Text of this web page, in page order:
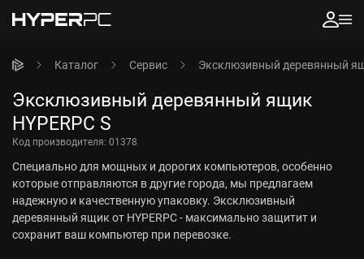
Каталог Сервис Эксклюзивный деревянный
Эксклюзивный деревянный ящик
HYPERPC S
Код производителя: 01378
Специально для мощных и дорогих компьютеров, особенно
которые отправляются в другие города, мы предлагаем
надежную и качественную упаковку. Эксклюзивный
деревянный ящик от HYPERPC - максимально защитит и
сохранит ваш компьютер при перевозке.